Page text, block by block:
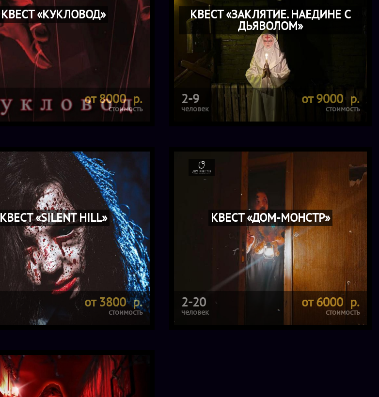
КВЕСТ «КУКЛОВОД»
от 8000 р.
стоимость
КВЕСТ «ЗАКЛЯТИЕ. НАЕДИНЕ С
ДЬЯВОЛОМ»
2-9
человек
от 9000 р.
стоимость
КВЕСТ «SILENT HILL»
от 3800 р.
стоимость
КВЕСТ «ДОМ-МОНСТР»
2-20
человек
от 6000 р.
стоимость